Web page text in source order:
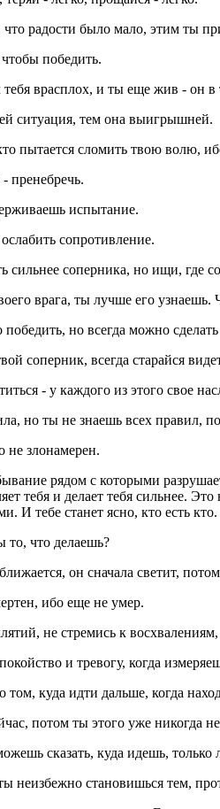
радости было мало, этим ты
победить.
тебя врасплох, и ты еще жив - он в
ситуация, тем она выигрышней.
пытается сломить твою волю,
пренебречь.
испытание.
сопротивление.
сильнее соперника, но ищи, где
врага, ты лучше его
но всегда можно
соперник, всегда старайся
- у каждого из этого свое
но ты не знаешь всех правил,
злонамерен.
рядом с которыми
тебя и делает тебя сильнее.
И тебе станет ясно, кто есть
то, что делаешь?
он сначала светит,
ибо еще не умер.
не стремись к
и тревогу, когда
том, куда идти дальше, когда
потом ты этого уже никогда
сказать, куда идешь,
неизбежно становишься тем,